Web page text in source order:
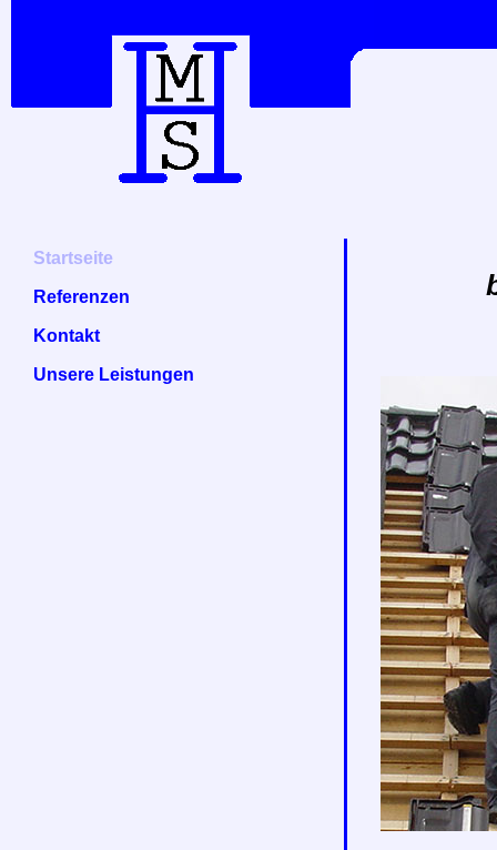
Startseite
Referenzen
Kontakt
Unsere Leistungen